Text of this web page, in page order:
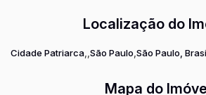
Localização do
Cidade Patriarca São Paulo São Paulo,
Mapa do